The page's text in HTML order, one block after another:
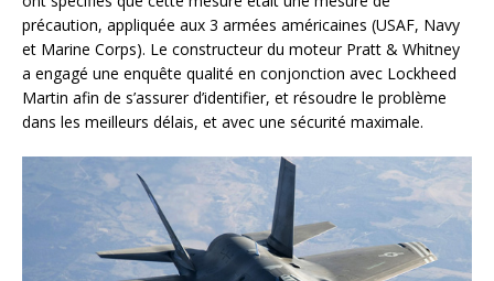
précaution, appliquée aux 3 armées américaines (USAF, Navy
et Marine Corps). Le constructeur du moteur Pratt & Whitney
a engagé une enquête qualité en conjonction avec Lockheed
Martin afin de s’assurer d’identifier, et résoudre le problème
dans les meilleurs délais, et avec une sécurité maximale.